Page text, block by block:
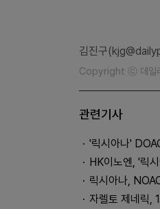
김진구
Copyright ⓒ 데일
관련기사
'릭시아나'
HK이노엔, '릭
릭시아나,
자렐토 제네릭,